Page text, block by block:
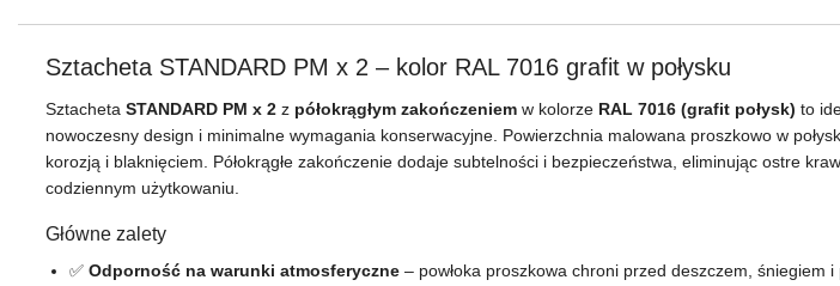
Sztacheta STANDARD PM x 2 – kolor RAL 7016 grafit w połysku
Sztacheta STANDARD PM x 2 z półokrągłym zakończeniem w kolorze RAL 7016 (grafit połysk) to
nowoczesny design i minimalne wymagania konserwacyjne. Powierzchnia malowana proszkowo w
korozją i blaknięciem. Półokrągłe zakończenie dodaje subtelności i bezpieczeństwa, eliminując ostre
codziennym użytkowaniu.
Główne zalety
✅ Odporność na warunki atmosferyczne – powłoka proszkowa chroni przed deszczem, śniegiem i